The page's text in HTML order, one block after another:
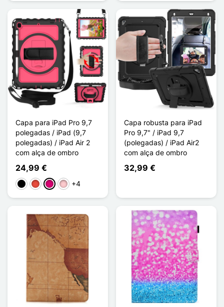
Capa para iPad Pro 9,7
polegadas / iPad (9,7
polegadas) / iPad Air 2
com alça de ombro
24,99 €
PretoVermelho
Magenta
Rosa+4
Capa robusta para iPad
Pro 9,7" / iPad 9,7
(polegadas) / iPad Air2
com alça de ombro
32,99 €